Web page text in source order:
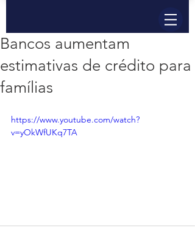
Bancos aumentam
estimativas de crédito para
famílias
https://www.youtube.com/watch?
v=yOkWfUKq7TA